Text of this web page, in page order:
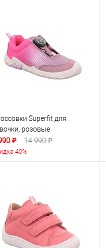
Superfit для
розовые
₽ 14 990 ₽
40%